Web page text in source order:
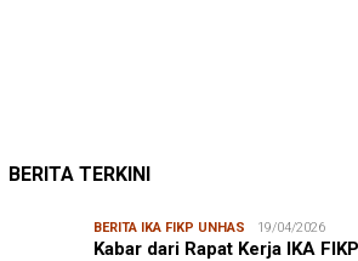
BERITA TERKINI
BERITA IKA FIKP UNHAS 19/04/2026
Kabar dari Rapat Kerja IKA